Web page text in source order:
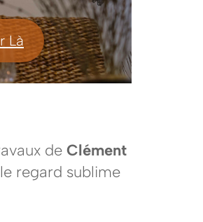
Là
de Clément
regard sublime